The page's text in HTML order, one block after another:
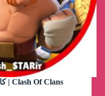
کانال تلگرام کلش اف کلنز | Clash Of Clans